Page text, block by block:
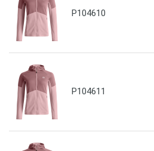
P104610
P104611